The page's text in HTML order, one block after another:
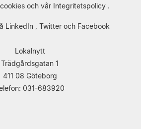
och vår Integritetspolicy .
LinkedIn, Twitteroch Facebook
Lokalnytt
Trädgårdsgatan 1
411 08 Göteborg
031-683920